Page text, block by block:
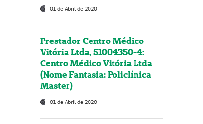
01 de Abril de 2020
Prestador Centro Médico
Vitória Ltda, 51004350-4:
Centro Médico Vitória Ltda
(Nome Fantasia: Policlínica
Master)
01 de Abril de 2020